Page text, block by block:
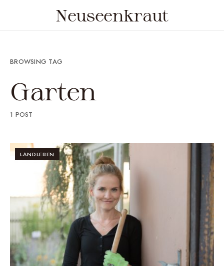
Neuseenkraut
BROWSING TAG
Garten
1 POST
LANDLEBEN